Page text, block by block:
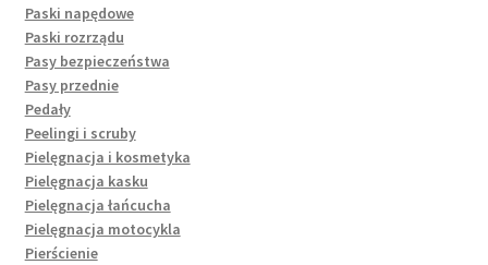
Paski napędowe
Paski rozrządu
Pasy bezpieczeństwa
Pasy przednie
Pedały
Peelingi i scruby
Pielęgnacja i kosmetyka
Pielęgnacja kasku
Pielęgnacja łańcucha
Pielęgnacja motocykla
Pierścienie